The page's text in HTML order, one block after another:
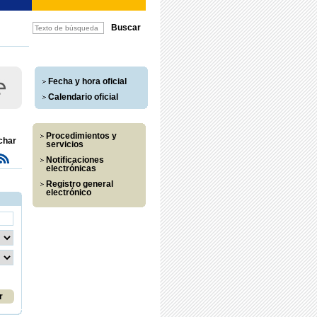
Fecha y hora oficial
Calendario oficial
Procedimientos y
servicios
Notificaciones
electrónicas
Registro general
electrónico